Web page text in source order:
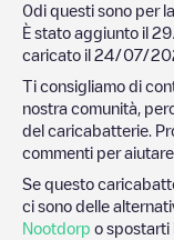
0di questi sono per
È stato aggiunto il
caricato il 24/07/
Ti consigliamo di
nostra comunità,
del caricabatterie.
commenti per
Se questo
ci sono delle
Nootdorp o spostarti